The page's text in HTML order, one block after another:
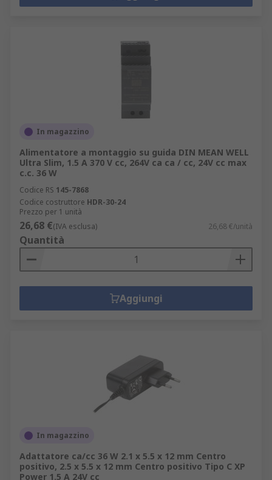
spesso a 240V CA o 440V CA fino a una tensione
sotto forma di AMP, ad un livello sicuro per il
In quali settori industriali possono essere
utilizzati gli alimentatori?
Alcuni settori industriali più comuni in cui
trovano impiego gli alimentatori includono:
Costruzione di macchine e pannelli
Manutenzione
Navale e offshore
Militare e difesa
Cablaggio elettrico
In magazzino
Alimentatore a montaggio su guida DIN MEAN WELL
Ultra Slim, 1.5 A 370 V cc, 264V ca ca / cc, 24V cc max
c.c. 36 W
Codice RS 145-7868
Codice costruttore HDR-30-24
Prezzo per 1 unità
26,68 €(IVA esclusa) 26,68 €/unità
Quantità
Aggiungi
In magazzino
Adattatore ca/cc 36 W 2.1 x 5.5 x 12 mm Centro
positivo, 2.5 x 5.5 x 12 mm Centro positivo Tipo C XP
Power 1.5 A 24V cc